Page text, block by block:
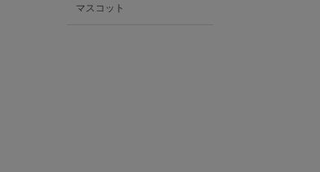
マスコット